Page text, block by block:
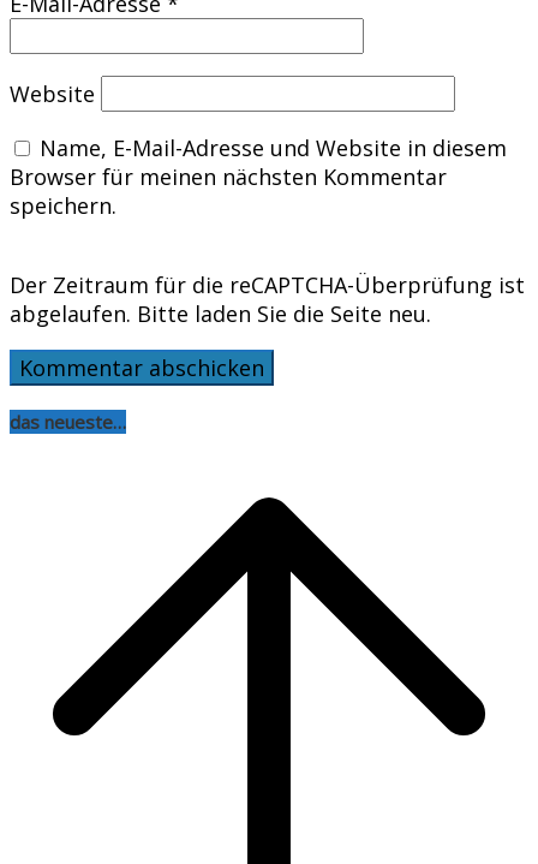
Website
Name, E-Mail-Adresse und Website in diesem
Browser für meinen nächsten Kommentar
speichern.
Der Zeitraum für die reCAPTCHA-Überprüfung ist
abgelaufen. Bitte laden Sie die Seite neu.
das neueste…